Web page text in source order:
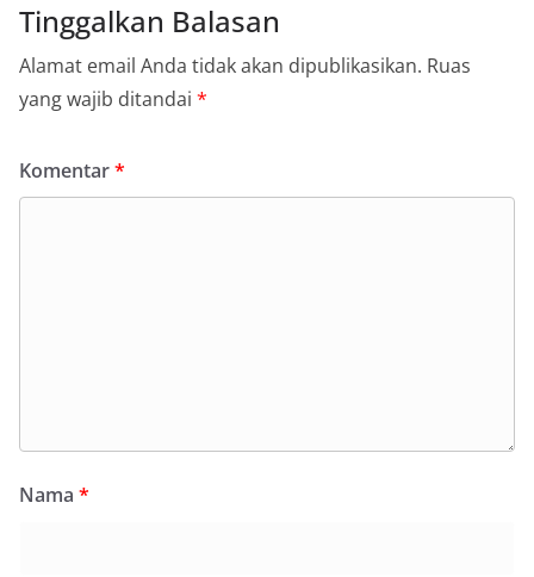
Tinggalkan Balasan
Alamat email Anda tidak akan dipublikasikan. Ruas
yang wajib ditandai *
Komentar*
Nama *